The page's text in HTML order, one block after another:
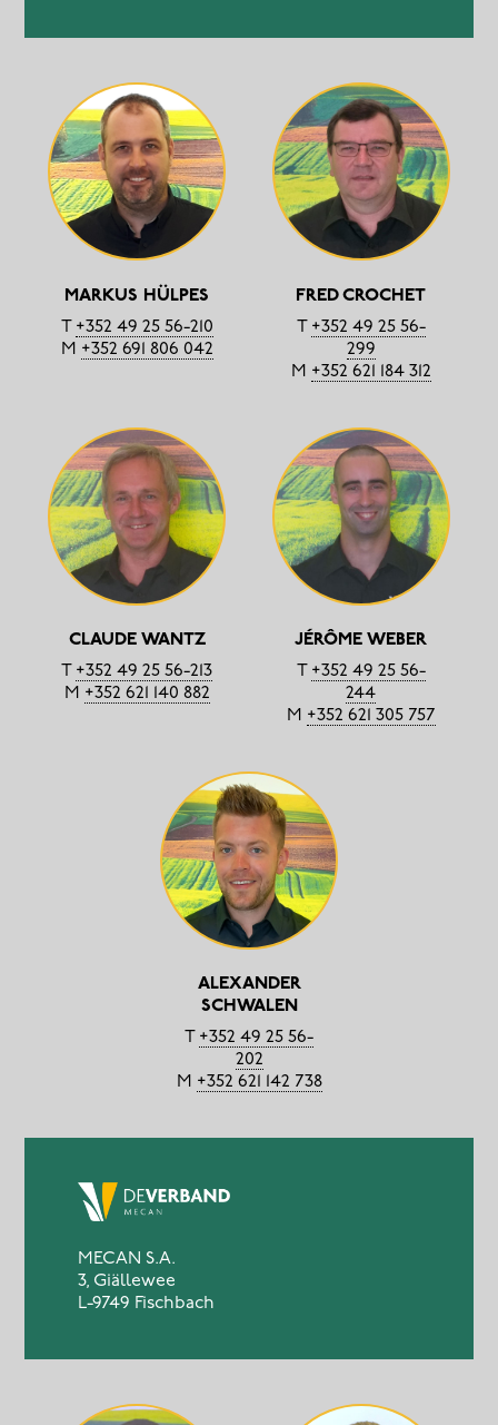
MARKUS HÜLPES
T +352 49 25 56-210
M +352 691 806 042
FRED CROCHET
T +352 49 25 56-
299
M +352 621 184 312
CLAUDE WANTZ
T +352 49 25 56-213
M +352 621 140 882
JÉRÔME WEBER
T +352 49 25 56-
244
M +352 621 305 757
ALEXANDER
SCHWALEN
T +352 49 25 56-
202
M +352 621 142 738
MECAN S.A.
3, Giällewee
L-9749 Fischbach